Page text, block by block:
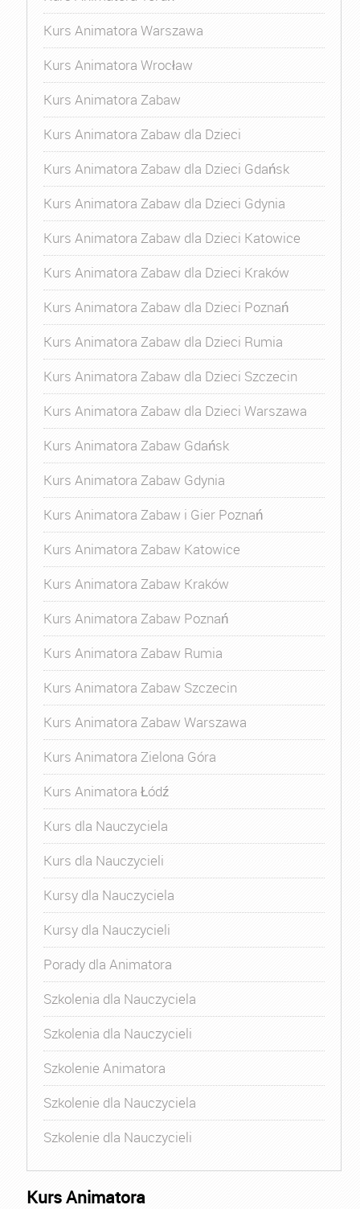
Kurs Animatora Warszawa
Kurs Animatora Wrocław
Kurs Animatora Zabaw
Kurs Animatora Zabaw dla Dzieci
Kurs Animatora Zabaw dla Dzieci Gdańsk
Kurs Animatora Zabaw dla Dzieci Gdynia
Kurs Animatora Zabaw dla Dzieci Katowice
Kurs Animatora Zabaw dla Dzieci Kraków
Kurs Animatora Zabaw dla Dzieci Poznań
Kurs Animatora Zabaw dla Dzieci Rumia
Kurs Animatora Zabaw dla Dzieci Szczecin
Kurs Animatora Zabaw dla Dzieci Warszawa
Kurs Animatora Zabaw Gdańsk
Kurs Animatora Zabaw Gdynia
Kurs Animatora Zabaw i Gier Poznań
Kurs Animatora Zabaw Katowice
Kurs Animatora Zabaw Kraków
Kurs Animatora Zabaw Poznań
Kurs Animatora Zabaw Rumia
Kurs Animatora Zabaw Szczecin
Kurs Animatora Zabaw Warszawa
Kurs Animatora Zielona Góra
Kurs Animatora Łódź
Kurs dla Nauczyciela
Kurs dla Nauczycieli
Kursy dla Nauczyciela
Kursy dla Nauczycieli
Porady dla Animatora
Szkolenia dla Nauczyciela
Szkolenia dla Nauczycieli
Szkolenie Animatora
Szkolenie dla Nauczyciela
Szkolenie dla Nauczycieli
Kurs Animatora